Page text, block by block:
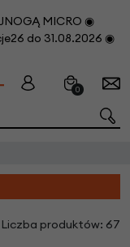
MICRO ◉
do 31.08.2026 ◉
0
Liczba produktów: 67